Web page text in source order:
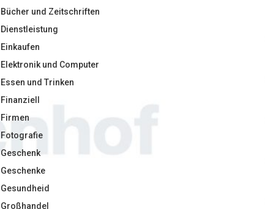
Bücher und Zeitschriften
Dienstleistung
Einkaufen
Elektronik und Computer
Essen und Trinken
Finanziell
Firmen
Fotografie
Geschenk
Geschenke
Gesundheid
Großhandel